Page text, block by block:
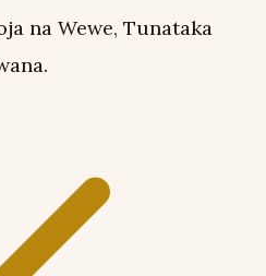
na Wewe, Tunataka